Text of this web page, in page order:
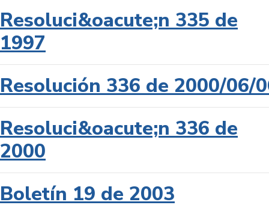
Resoluci&oacute;n 335 de
1997
Resolución 336 de 2000/06/
Resoluci&oacute;n 336 de
2000
Boletín 19 de 2003